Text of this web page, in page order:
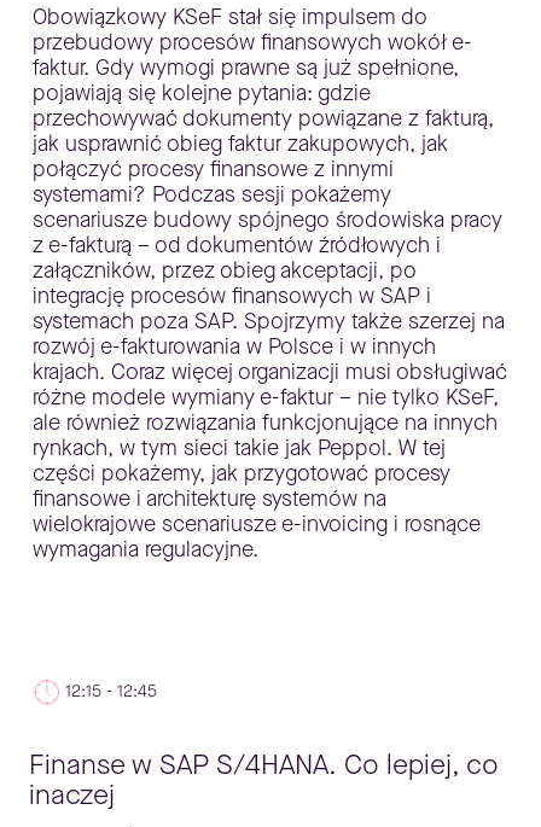
Obowiązkowy KSeF stał się impulsem do
przebudowy procesów finansowych wokół e-
faktur. Gdy wymogi prawne są już spełnione,
pojawiają się kolejne pytania: gdzie
przechowywać dokumenty powiązane z fakturą,
jak usprawnić obieg faktur zakupowych, jak
połączyć procesy finansowe z innymi
systemami? Podczas sesji pokażemy
scenariusze budowy spójnego środowiska pracy
z e-fakturą – od dokumentów źródłowych i
załączników, przez obieg akceptacji, po
integrację procesów finansowych w SAP i
systemach poza SAP. Spojrzymy także szerzej na
rozwój e-fakturowania w Polsce i w innych
krajach. Coraz więcej organizacji musi obsługiwać
różne modele wymiany e-faktur – nie tylko KSeF,
ale również rozwiązania funkcjonujące na innych
rynkach, w tym sieci takie jak Peppol. W tej
części pokażemy, jak przygotować procesy
finansowe i architekturę systemów na
wielokrajowe scenariusze e-invoicing i rosnące
wymagania regulacyjne.
12:15 - 12:45
Finanse w SAP S/4HANA. Co lepiej, co
inaczej